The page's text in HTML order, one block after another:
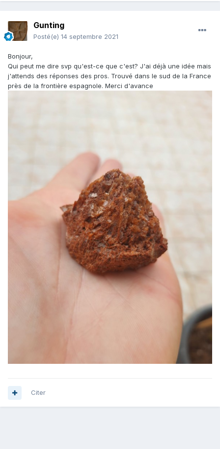
Gunting
Posté(e) 14 septembre 2021
Bonjour,
Qui peut me dire svp qu'est-ce que c'est? J'ai déjà une idée mais
j'attends des réponses des pros. Trouvé dans le sud de la France
près de la frontière espagnole. Merci d'avance
Citer